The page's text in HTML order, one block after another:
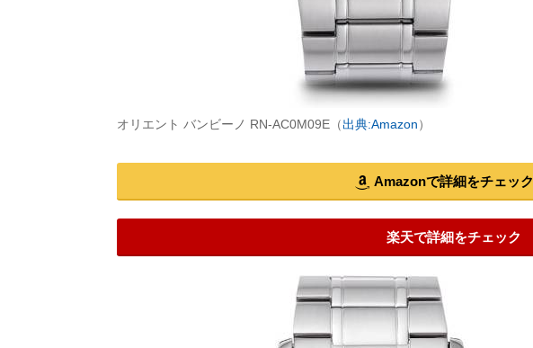
オリエント バンビーノ RN-AC0M09E（出典:Amazon）
Amazonで詳細をチェック
楽天で詳細をチェック